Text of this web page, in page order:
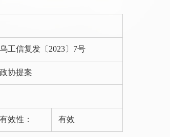
乌工信复发〔2023〕7号
政协提案
有效性： 有效